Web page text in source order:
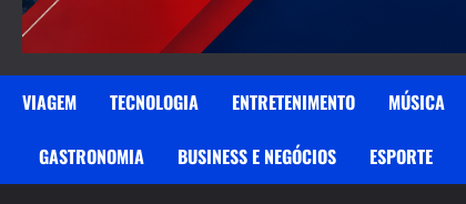
VIAGEM TECNOLOGIA ENTRETENIMENTO MÚSICA
GASTRONOMIA BUSINESS E NEGÓCIOS ESPORTE